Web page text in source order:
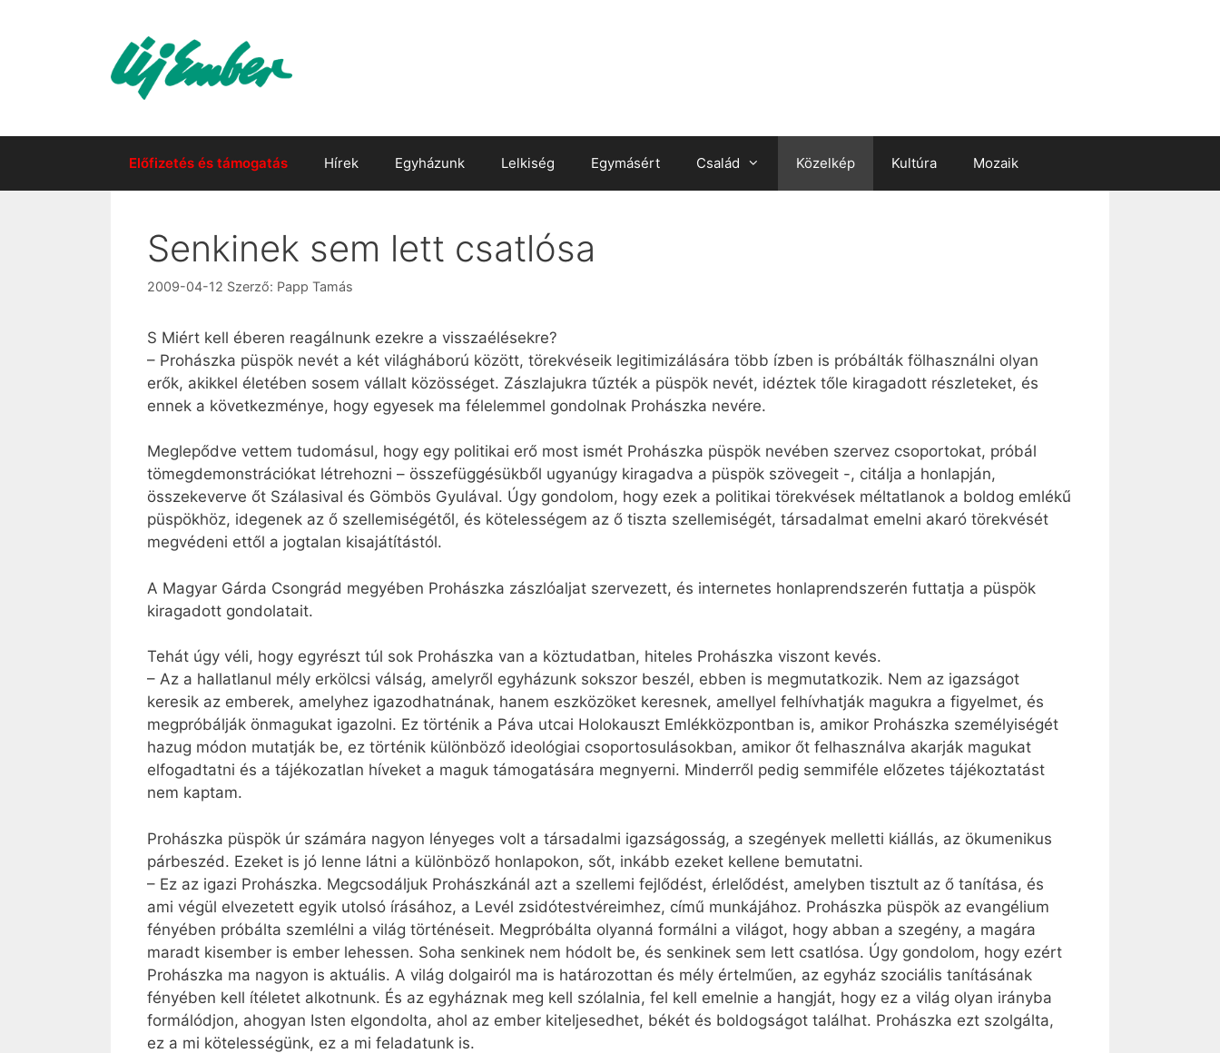
Előfizetés és támogatás Hírek Egyházunk Lelkiség Egymásért Család Közelkép Kultúra Mozaik
Senkinek sem lett csatlósa
2009-04-12 Szerző: Papp Tamás
S Miért kell éberen reagálnunk ezekre a visszaélésekre?
– Prohászka püspök nevét a két világháború között, törekvéseik legitimizálására több ízben is próbálták fölhasználni olyan
erők, akikkel életében sosem vállalt közösséget. Zászlajukra tűzték a püspök nevét, idéztek tőle kiragadott részleteket, és
ennek a következménye, hogy egyesek ma félelemmel gondolnak Prohászka nevére.
Meglepődve vettem tudomásul, hogy egy politikai erő most ismét Prohászka püspök nevében szervez csoportokat, próbál
tömegdemonstrációkat létrehozni – összefüggésükből ugyanúgy kiragadva a püspök szövegeit -, citálja a honlapján,
összekeverve őt Szálasival és Gömbös Gyulával. Úgy gondolom, hogy ezek a politikai törekvések méltatlanok a boldog emlékű
püspökhöz, idegenek az ő szellemiségétől, és kötelességem az ő tiszta szellemiségét, társadalmat emelni akaró törekvését
megvédeni ettől a jogtalan kisajátítástól.
A Magyar Gárda Csongrád megyében Prohászka zászlóaljat szervezett, és internetes honlaprendszerén futtatja a püspök
kiragadott gondolatait.
Tehát úgy véli, hogy egyrészt túl sok Prohászka van a köztudatban, hiteles Prohászka viszont kevés.
– Az a hallatlanul mély erkölcsi válság, amelyről egyházunk sokszor beszél, ebben is megmutatkozik. Nem az igazságot
keresik az emberek, amelyhez igazodhatnának, hanem eszközöket keresnek, amellyel felhívhatják magukra a figyelmet, és
megpróbálják önmagukat igazolni. Ez történik a Páva utcai Holokauszt Emlékközpontban is, amikor Prohászka személyiségét
hazug módon mutatják be, ez történik különböző ideológiai csoportosulásokban, amikor őt felhasználva akarják magukat
elfogadtatni és a tájékozatlan híveket a maguk támogatására megnyerni. Minderről pedig semmiféle előzetes tájékoztatást
nem kaptam.
Prohászka püspök úr számára nagyon lényeges volt a társadalmi igazságosság, a szegények melletti kiállás, az ökumenikus
párbeszéd. Ezeket is jó lenne látni a különböző honlapokon, sőt, inkább ezeket kellene bemutatni.
– Ez az igazi Prohászka. Megcsodáljuk Prohászkánál azt a szellemi fejlődést, érlelődést, amelyben tisztult az ő tanítása, és
ami végül elvezetett egyik utolsó írásához, a Levél zsidótestvéreimhez, című munkájához. Prohászka püspök az evangélium
fényében próbálta szemlélni a világ történéseit. Megpróbálta olyanná formálni a világot, hogy abban a szegény, a magára
maradt kisember is ember lehessen. Soha senkinek nem hódolt be, és senkinek sem lett csatlósa. Úgy gondolom, hogy ezért
Prohászka ma nagyon is aktuális. A világ dolgairól ma is határozottan és mély értelműen, az egyház szociális tanításának
fényében kell ítéletet alkotnunk. És az egyháznak meg kell szólalnia, fel kell emelnie a hangját, hogy ez a világ olyan irányba
formálódjon, ahogyan Isten elgondolta, ahol az ember kiteljesedhet, békét és boldogságot találhat. Prohászka ezt szolgálta,
ez a mi kötelességünk, ez a mi feladatunk is.